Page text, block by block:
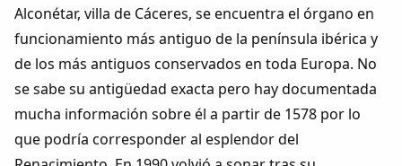
Colaboradores
AlkoTV
Biblioteca
Alconétar, villa de Cáceres, se encuentra el órgano en
funcionamiento más antiguo de la península ibérica y
de los más antiguos conservados en toda Europa. No
se sabe su antigüedad exacta pero hay documentada
mucha información sobre él a partir de 1578 por lo
que podría corresponder al esplendor del